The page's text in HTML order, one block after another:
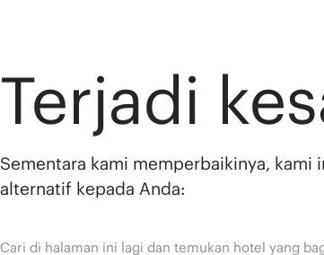
Terjadi
Sementara kami memperbaikinya, kami
alternatif kepada Anda:
Cari di halaman ini lagi dan temukan hotel yang